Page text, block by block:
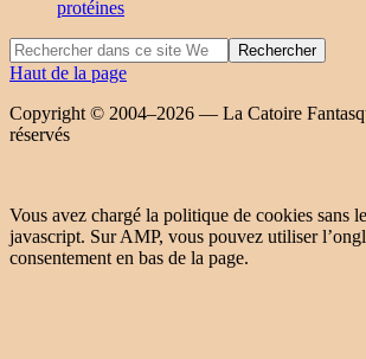
protéines
Haut de la page
Copyright © 2004–2026 — La Catoire
réservés
Vous avez chargé la politique de cookies sans
javascript. Sur AMP, vous pouvez utiliser
consentement en bas de la page.